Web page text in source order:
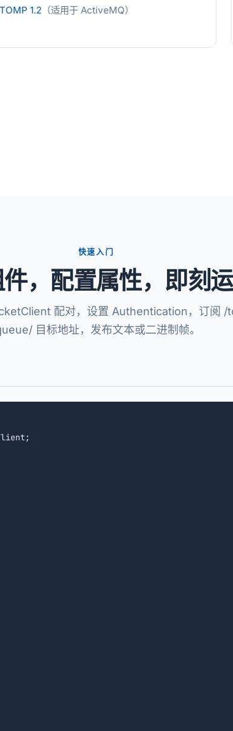
1.2（适用于 ActiveMQ）
快速入门
，配置属性，即刻
配对，设置 Authentication，订阅 /
目标地址，发布文本或二进制帧。